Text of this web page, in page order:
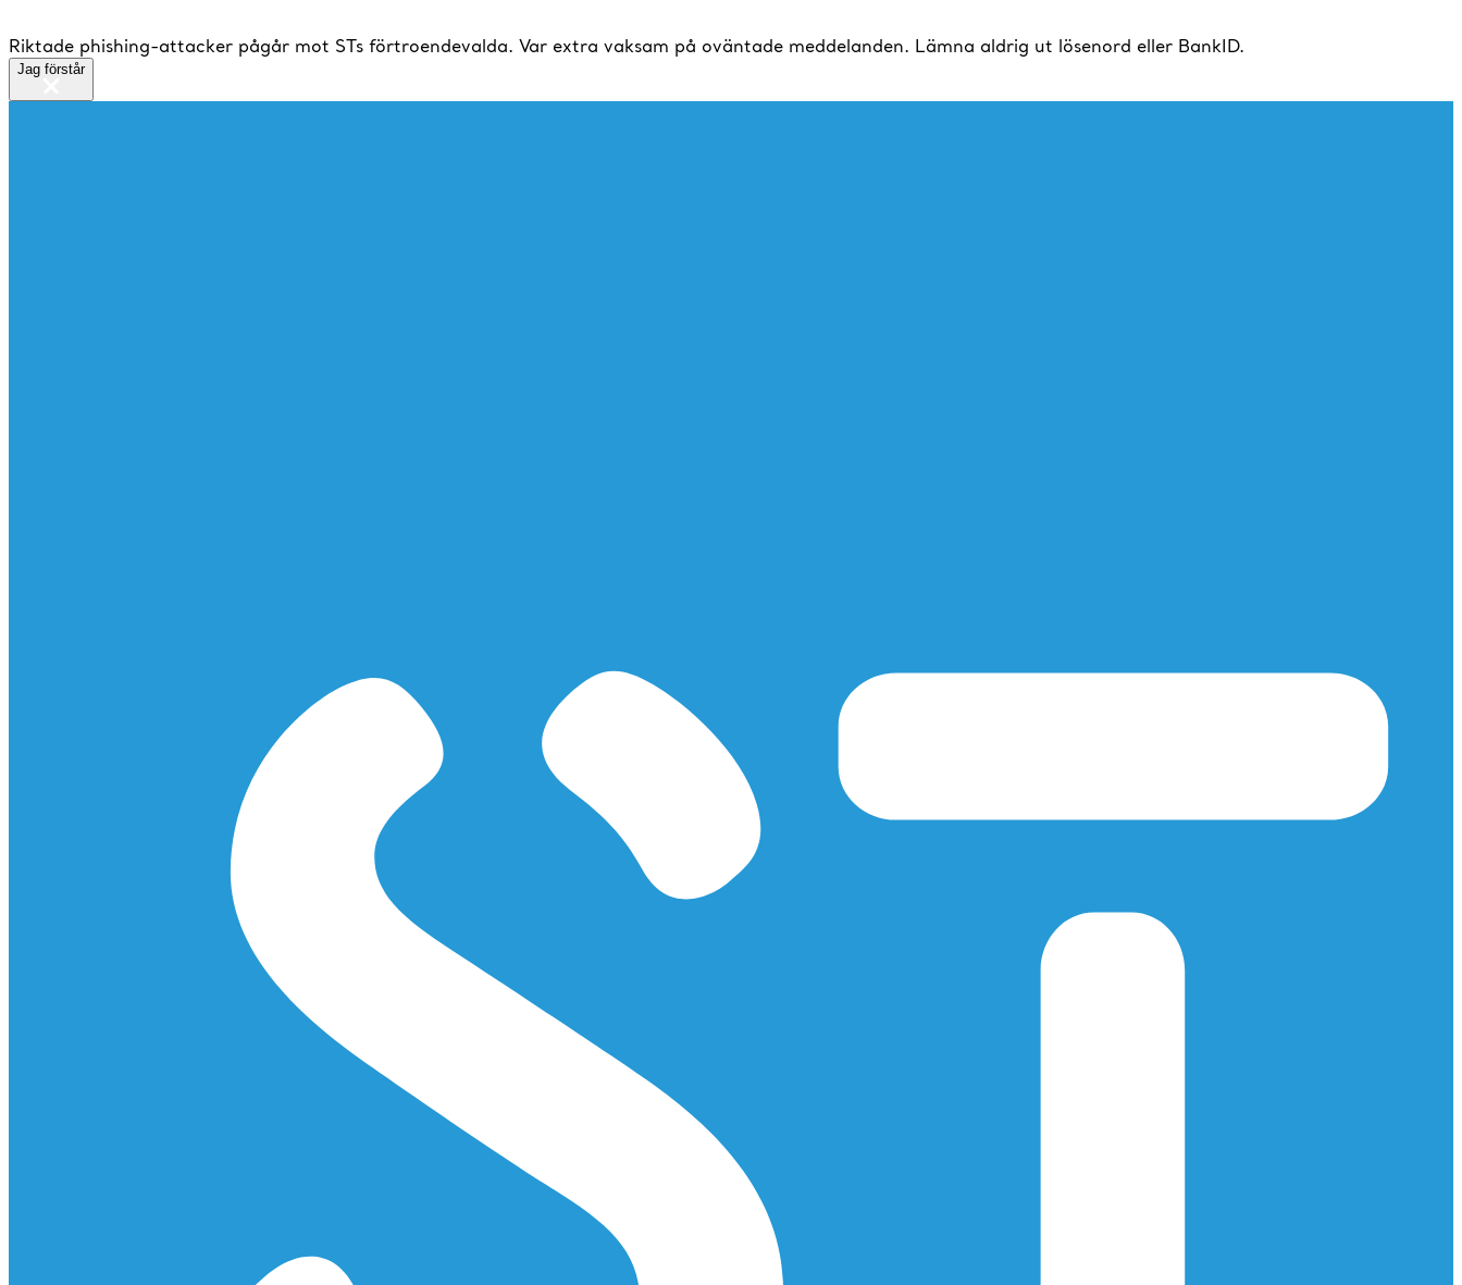
Riktade phishing-attacker pågår mot STs förtroendevalda. Var extra vaksam på oväntade meddelanden. Lämna aldrig ut lösenord eller BankID.
Jag förstår